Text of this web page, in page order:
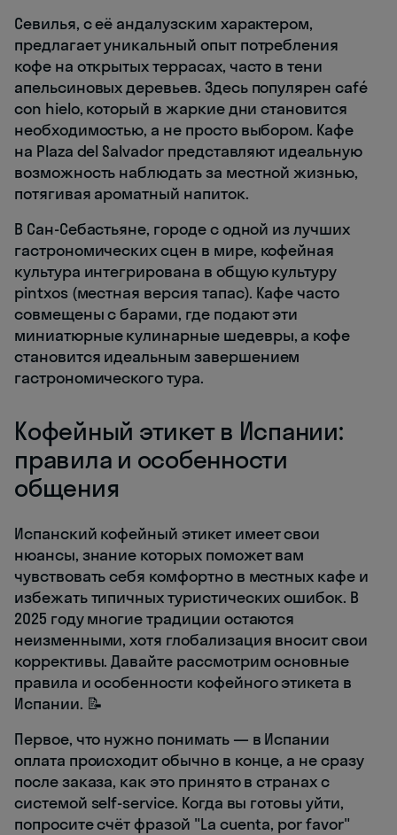
Севилья, с её андалузским характером,
предлагает уникальный опыт потребления
кофе на открытых террасах, часто в тени
апельсиновых деревьев. Здесь популярен café
con hielo, который в жаркие дни становится
необходимостью, а не просто выбором. Кафе
на Plaza del Salvador представляют идеальную
возможность наблюдать за местной жизнью,
потягивая ароматный напиток.
В Сан-Себастьяне, городе с одной из лучших
гастрономических сцен в мире, кофейная
культура интегрирована в общую культуру
pintxos (местная версия тапас). Кафе часто
совмещены с барами, где подают эти
миниатюрные кулинарные шедевры, а кофе
становится идеальным завершением
гастрономического тура.
Кофейный этикет в Испании:
правила и особенности
общения
Испанский кофейный этикет имеет свои
нюансы, знание которых поможет вам
чувствовать себя комфортно в местных кафе и
избежать типичных туристических ошибок. В
2025 году многие традиции остаются
неизменными, хотя глобализация вносит свои
коррективы. Давайте рассмотрим основные
правила и особенности кофейного этикета в
Испании. 📝
Первое, что нужно понимать — в Испании
оплата происходит обычно в конце, а не сразу
после заказа, как это принято в странах с
системой self-service. Когда вы готовы уйти,
попросите счёт фразой "La cuenta, por favor"